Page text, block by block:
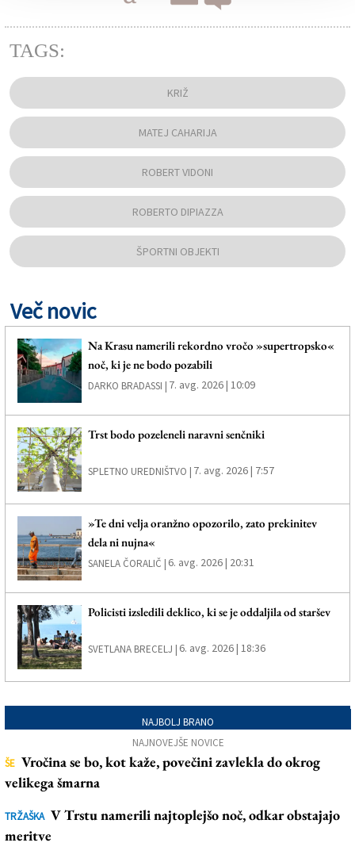
TAGS:
KRIŽ
MATEJ CAHARIJA
ROBERT VIDONI
ROBERTO DIPIAZZA
ŠPORTNI OBJEKTI
Več novic
Na Krasu namerili rekordno vročo »supertropsko«
noč, ki je ne bodo pozabili
DARKO BRADASSI | 7. avg. 2026 | 10:09
Trst bodo pozeleneli naravni senčniki
SPLETNO UREDNIŠTVO | 7. avg. 2026 | 7:57
»Te dni velja oranžno opozorilo, zato prekinitev
dela ni nujna«
SANELA ČORALIČ | 6. avg. 2026 | 20:31
Policisti izsledili deklico, ki se je oddaljila od staršev
SVETLANA BRECELJ | 6. avg. 2026 | 18:36
NAJBOLJ BRANO
NAJNOVEJŠE NOVICE
ŠE Vročina se bo, kot kaže, povečini zavlekla do okrog
velikega šmarna
TRŽAŠKA V Trstu namerili najtoplejšo noč, odkar obstajajo
meritve